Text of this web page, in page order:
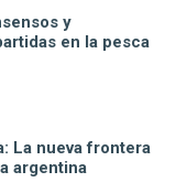
y
en la pesca
La nueva frontera
argentina